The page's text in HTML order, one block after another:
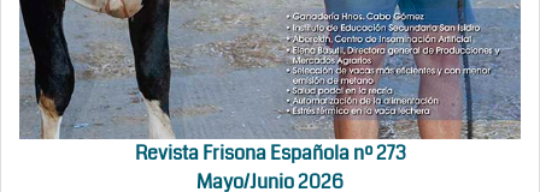
Revista Frisona Española nº 273
Mayo/Junio 2026